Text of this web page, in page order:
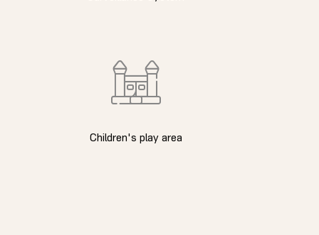
Children's play area